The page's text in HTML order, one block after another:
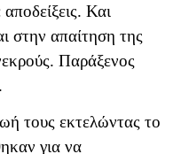
Και
στην απαίτηση της
Παράξενος
τους εκτελώντας το
για να